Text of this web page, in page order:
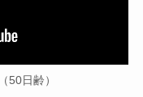
50日齢）